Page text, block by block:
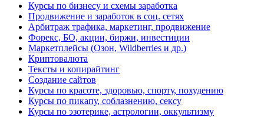
Курсы по бизнесу и схемы заработка
Продвижение и заработок в соц. сетях
Арбитраж трафика, маркетинг, продвижение
Форекс, БО, акции, биржи, инвестиции
Маркетплейсы (Озон, Wildberries и др.)
Криптовалюта
Тексты и копирайтинг
Создание сайтов
Курсы по красоте, здоровью, спорту, похудению
Курсы по пикапу, соблазнению, сексу
Курсы по эзотерике, астрологии, оккультизму